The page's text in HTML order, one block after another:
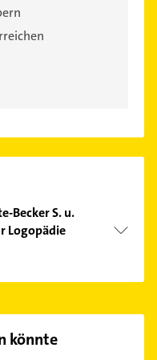
Becker S. u.
Logopädie
Hier
könnte